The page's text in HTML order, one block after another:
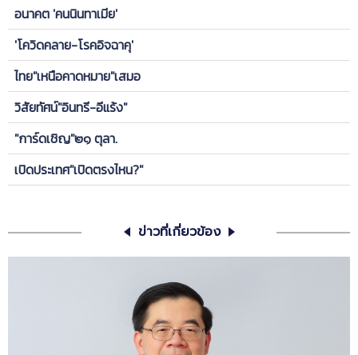
อนาคต 'คนนินทาเมีย'
'โควิดคลาย-โรคอิจฉาคุ'
ไทย"เหนือคาดหมาย"เสมอ
วิสัยทัศน์"อินทรี-อีแร้ง"
"การ์ดเชิญ"๒๑ ตุลา.
เปิดประเทศ"เปิดตรงไหน?"
ข่าวที่เกี่ยวข้อง